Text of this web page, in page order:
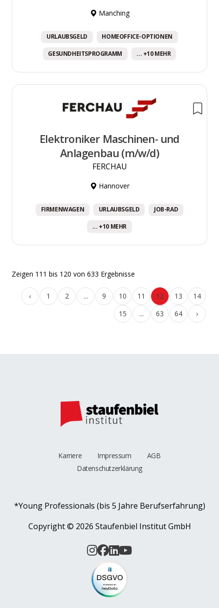
Manching
URLAUBSGELD HOMEOFFICE-OPTIONEN
GESUNDHEITSPROGRAMM ... +10 MEHR
Elektroniker Maschinen- und
Anlagenbau (m/w/d)
FERCHAU
Hannover
FIRMENWAGEN URLAUBSGELD JOB-RAD
... +10 MEHR
Zeigen 111 bis 120 von 633 Ergebnisse
‹ 1 2 ... 9 10 11 12 13
14
15
... 63 64 ›
Karriere Impressum
AGB
Datenschutzerklärung
*Young Professionals (bis 5 Jahre Berufserfahrung)
Copyright © 2026 Staufenbiel Institut GmbH